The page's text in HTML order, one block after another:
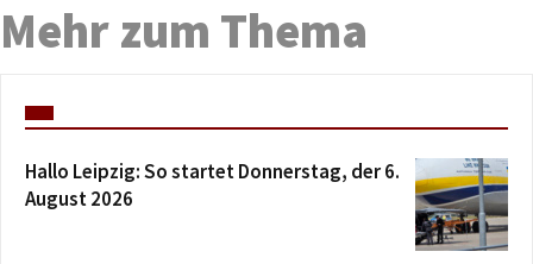
Mehr zum Thema
Hallo Leipzig: So startet Donnerstag, der 6.
August 2026